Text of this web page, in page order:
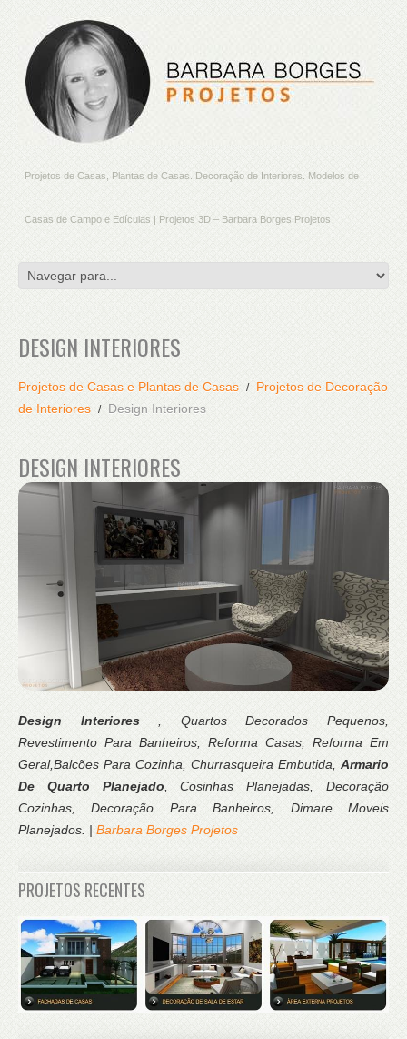
Projetos de Casas, Plantas de Casas. Decoração de Interiores. Modelos de
Casas de Campo e Edículas | Projetos 3D – Barbara Borges Projetos
DESIGN INTERIORES
Projetos de Casas e Plantas de Casas
Projetos de Decoração
de Interiores
Design Interiores
DESIGN INTERIORES
Design Interiores, Quartos Decorados Pequenos,
Revestimento Para Banheiros, Reforma Casas, Reforma Em
Geral,Balcões Para Cozinha, Churrasqueira Embutida, Armario
De Quarto Planejado, Cosinhas Planejadas, Decoração
Cozinhas, Decoração Para Banheiros, Dimare Moveis
Planejados. | Barbara Borges Projetos
PROJETOS RECENTES